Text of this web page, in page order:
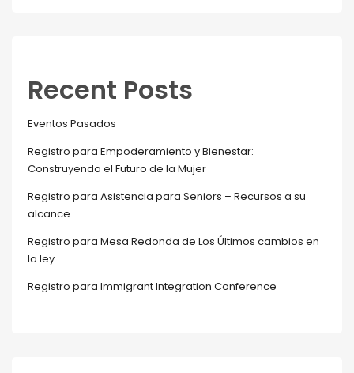
Recent Posts
Eventos Pasados
Registro para Empoderamiento y Bienestar:
Construyendo el Futuro de la Mujer
Registro para Asistencia para Seniors – Recursos a su
alcance
Registro para Mesa Redonda de Los Últimos cambios en
la ley
Registro para Immigrant Integration Conference